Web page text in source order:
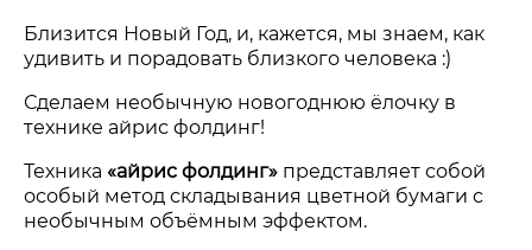
Близится Новый Год, и, кажется, мы знаем, как
удивить и порадовать близкого человека :)
Сделаем необычную новогоднюю ёлочку в
технике айрис фолдинг!
Техника «айрис фолдинг» представляет собой
особый метод складывания цветной бумаги с
необычным объёмным эффектом.